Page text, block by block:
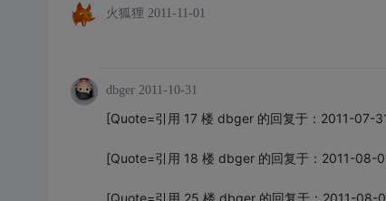
火狐狸 2011-11-01
dbger 2011-10-31
[Quote=引用 17 楼 dbger 的回复于：2011-
[Quote=引用 18 楼 dbger 的回复于：2011-